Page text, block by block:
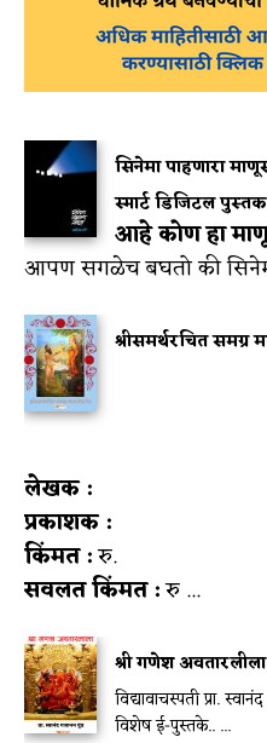
सिनेमा पाहणारा
स्मार्ट डिजिटल पुस्तक
आहे कोण हा
आपण सगळेच बघतो की
श्रीसमर्थरचित समग्र
लेखक :
प्रकाशक :
किंमत :रु.
सवलत किंमत :रु ...
श्री गणेश अवतारलीला
विद्यावाचस्पती प्रा.
विशेष ई-पुस्तके.. ...